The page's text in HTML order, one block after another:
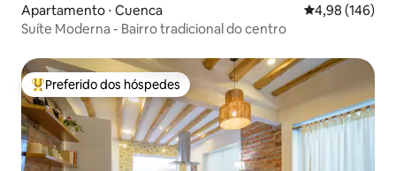
Apartamento ⋅ Cuenca 4,98 de uma
4,98 (146)
Suíte Moderna - Bairro tradicional do centro
Entre os melhores preferidos dos hóspedes
Preferido dos hóspedes